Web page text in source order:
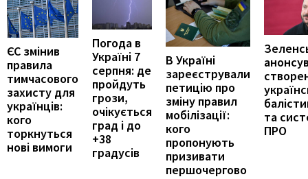
ЄС змінив
правила
тимчасового
захисту для
українців:
кого
торкнуться
нові вимоги
Погода в
Україні 7
серпня: де
пройдуть
грози,
очікується
град і до
+38
градусів
В Україні
зареєстрували
петицію про
зміну правил
мобілізації:
кого
пропонують
призивати
першочергово
та
ПРО